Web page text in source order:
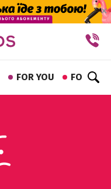
✕
FOR YOU FOR FUN